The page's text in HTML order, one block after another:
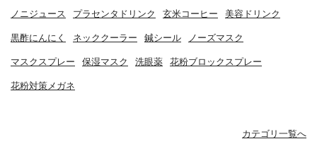
ノニジュース プラセンタドリンク 玄米コーヒー 美容ドリンク
黒酢にんにく ネッククーラー 鍼シール ノーズマスク
マスクスプレー 保湿マスク 洗眼薬 花粉ブロックスプレー
花粉対策メガネ
カテゴリ一覧へ